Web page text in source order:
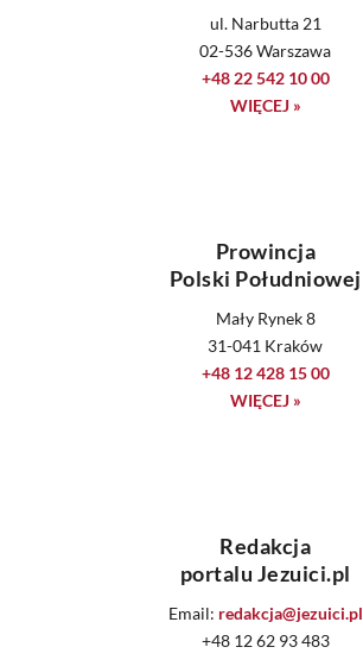
ul. Narbutta 21
02-536 Warszawa
+48 22 542 10 00
WIĘCEJ »
Prowincja
Polski Południowej
Mały Rynek 8
31-041 Kraków
+48 12 428 15 00
WIĘCEJ »
Redakcja
portalu Jezuici.pl
Email: redakcja@jezuici.pl
+48 12 62 93 483